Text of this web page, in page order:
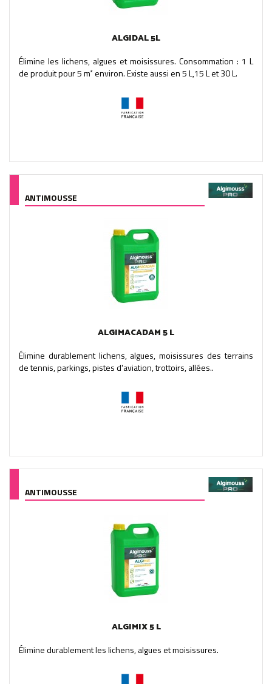
ALGIDAL 5L
Élimine les lichens, algues et moisissures. Consommation : 1 L
de produit pour 5 m² environ. Existe aussi en 5 L,15 L et 30 L.
ANTIMOUSSE
ALGIMACADAM 5 L
Élimine durablement lichens, algues, moisissures des terrains
de tennis, parkings, pistes d'aviation, trottoirs, allées..
ANTIMOUSSE
ALGIMIX 5 L
Élimine durablement les lichens, algues et moisissures.